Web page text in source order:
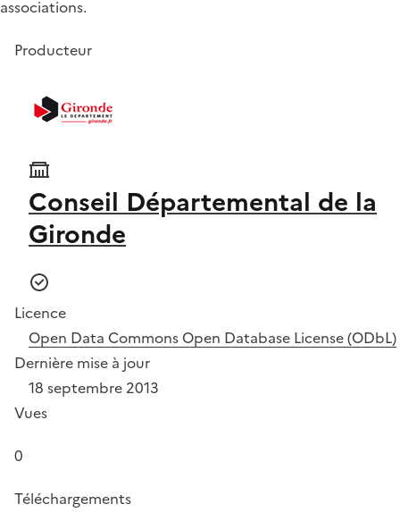
associations.
Producteur
Conseil Départemental de la
Gironde
Licence
Open Data Commons Open Database License (ODbL)
Dernière mise à jour
18 septembre 2013
Vues
0
Téléchargements